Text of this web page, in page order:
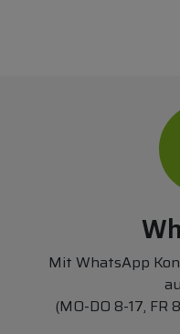
Mit WhatsApp
(MO-DO 8-17, FR